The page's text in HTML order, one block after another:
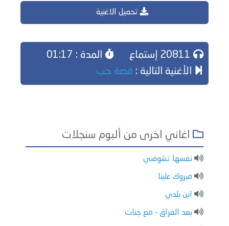
تحميل الاغنية
المدة : 01:17
الأغنية التالية : قصة حب
اغاني اخرى من ألبوم سنجلات
نفسها تشوفني
مبروك علينا
ابن بلدي
بعد الفراق - مع جنات